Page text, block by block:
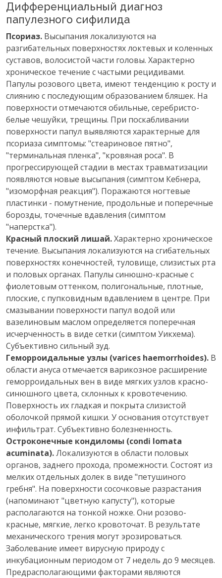
Дифференциальный диагноз
папулезного сифилида
Псориаз. Высыпания локализуются на
разгибательных поверхностях локтевых и коленных
суставов, волосистой части головы. Характерно
хроническое течение с частыми рецидивами.
Папулы розового цвета, имеют тенденцию к росту и
слиянию с последующим образованием бляшек. На
поверхности отмечаются обильные, серебристо-
белые чешуйки, трещины. При поскабливании
поверхности папул выявляются характерные для
псориаза симптомы: "стеариновое пятно",
"терминальная пленка", "кровяная роса". В
прогрессирующей стадии в местах травматизации
появляются новые высыпания (симптом Кебнера,
"изоморфная реакция"). Поражаются ногтевые
пластинки - помутнение, продольные и поперечные
борозды, точечные вдавления (симптом
"наперстка").
Красный плоский лишай.Характерно хроническое
течение. Высыпания локализуются на сгибательных
поверхностях конечностей, туловище, слизистых рта
и половых органах. Папулы синюшно-красные с
фиолетовым оттенком, полигональные, плотные,
плоские, с пупковидным вдавлением в центре. При
смазывании поверхности папул водой или
вазелиновым маслом определяется поперечная
исчерченность в виде сетки (симптом Уикхема).
Субъективно сильный зуд.
Геморроидальные узлы (varices haemorrhoides). В
области ануса отмечается варикозное расширение
геморроидальных вен в виде мягких узлов красно-
синюшного цвета, склонных к кровотечению.
Поверхность их гладкая и покрыта слизистой
оболочкой прямой кишки. У основания отсутствует
инфильтрат. Субъективно болезненность.
Остроконечные кондиломы (condi lomata
acuminata).Локализуются в области половых
органов, заднего прохода, промежности. Состоят из
мелких отдельных долек в виде "петушиного
гребня". На поверхности сосочковые разрастания
(напоминают "цветную капусту"), которые
располагаются на тонкой ножке. Они розово-
красные, мягкие, легко кровоточат. В результате
механического трения могут эрозироваться.
Заболевание имеет вирусную природу с
инкубационным периодом от 7 недель до 9 месяцев.
Предрасполагающими факторами являются